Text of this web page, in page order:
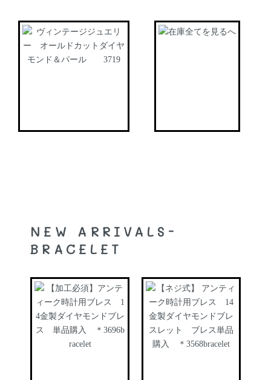
NEW ARRIVALS-
BRACELET